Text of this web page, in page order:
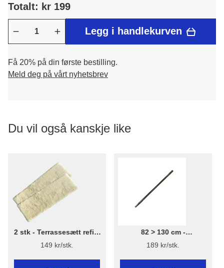
Totalt: kr 199
Legg i handlekurven
Få 20% på din første bestilling.
Meld deg på vårt nyhetsbrev
Du vil også kanskje like
2 stk - Terrassesætt refill,
2 stk
149 kr/stk.
82 > 130 cm -
Forlengerskaft - NYTT
DESIGN
189 kr/stk.